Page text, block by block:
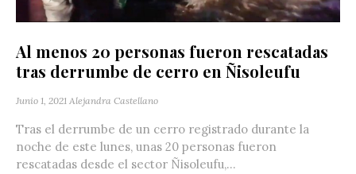
Al menos 20 personas fueron rescatadas
tras derrumbe de cerro en Ñisoleufu
Junio 1, 2021 Alejandra Castellano
Tras el derrumbe de un cerro registrado durante la
noche de este lunes, unas 20 personas fueron
rescatadas desde el sector Ñisoleufu,...